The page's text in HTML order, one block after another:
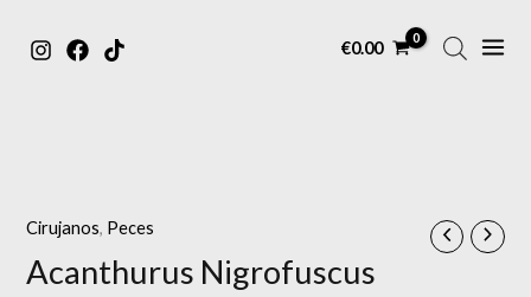
€0.00
MENU
Cirujanos, Peces
Acanthurus Nigrofuscus